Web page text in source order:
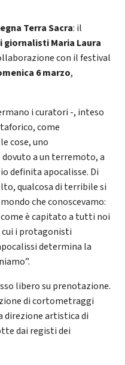
Terra Sacra: il
giornalisti Maria Laura
con il festival
6 marzo,
i curatori -, inteso
come
cose, uno
a un terremoto, a
definita apocalisse. Di
qualcosa di terribile si
che conoscevamo:
è capitato a tutti noi
i protagonisti
determina la
libero su prenotazione.
di cortometraggi
direzione artistica di
dai registi dei